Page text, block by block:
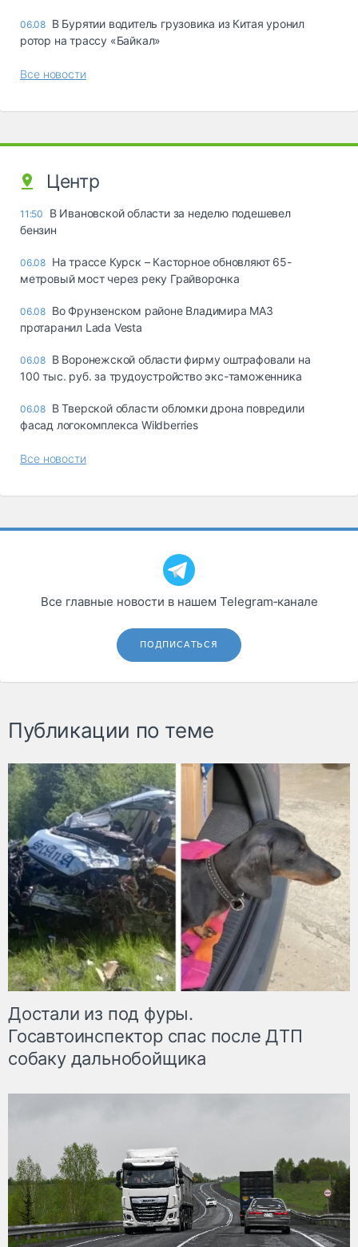
06.08 В Бурятии водитель грузовика из Китая уронил
ротор на трассу «Байкал»
Все новости
Центр
11:50
В Ивановской области за неделю подешевел
бензин
06.08 На трассе Курск – Касторное обновляют 65-
метровый мост через реку Грайворонка
06.08 Во Фрунзенском районе Владимира МАЗ
протаранил Lada Vesta
06.08 В Воронежской области фирму оштрафовали на
100 тыс. руб. за трудоустройство экс-таможенника
06.08 В Тверской области обломки дрона повредили
фасад логокомплекса Wildberries
Все новости
Все главные новости в нашем Telegram‑канале
ПОДПИСАТЬСЯ
Публикации по теме
Достали из под фуры.
Госавтоинспектор спас после ДТП
собаку дальнобойщика